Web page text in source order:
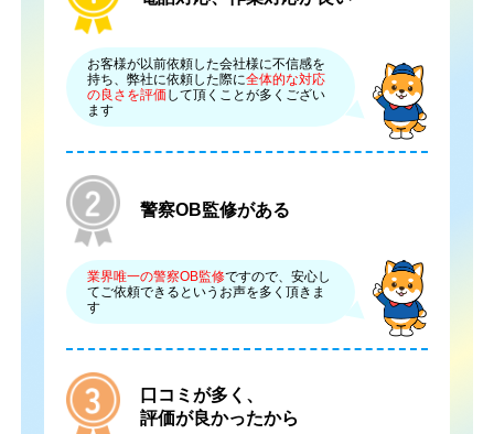
お客様が以前依頼した会社様に不信感を
持ち、弊社に依頼した際に全体的な対応
の良さを評価 して頂くことが多くござい
ます
警察OB監修がある
業界唯一の警察OB監修ですので、安心し
てご依頼できるというお声を多く頂きま
す
口コミが多く、
評価が良かったから